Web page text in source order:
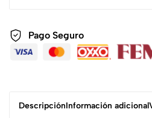
Pago Seguro
DescripciónInformación adicional